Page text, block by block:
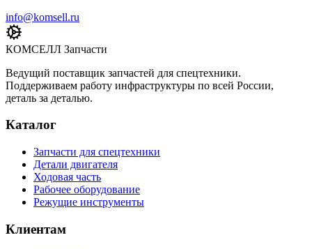
info@komsell.ru
КОМСЕЛЛ Запчасти
Ведущий поставщик запчастей для спецтехники.
Поддерживаем работу инфраструктуры по всей России,
деталь за деталью.
Каталог
Запчасти для спецтехники
Детали двигателя
Ходовая часть
Рабочее оборудование
Режущие инструменты
Клиентам